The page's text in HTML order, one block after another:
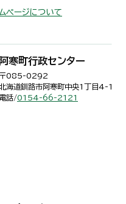
ページについて
阿寒町行政センター
〒085-0292
海道釧路市阿寒町中央1丁目4-1
電話/0154-66-2121